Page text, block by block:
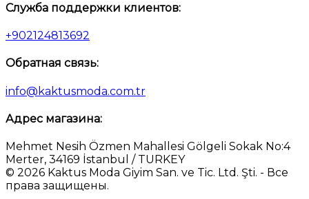
Служба поддержки клиентов:
+902124813692
Обратная связь:
info@kaktusmoda.com.tr
Адрес магазина:
Mehmet Nesih Özmen Mahallesi Gölgeli Sokak No:4
Merter, 34169 İstanbul / TURKEY
© 2026 Kaktus Moda Giyim San. ve Tic. Ltd. Şti. - Все
права защищены.